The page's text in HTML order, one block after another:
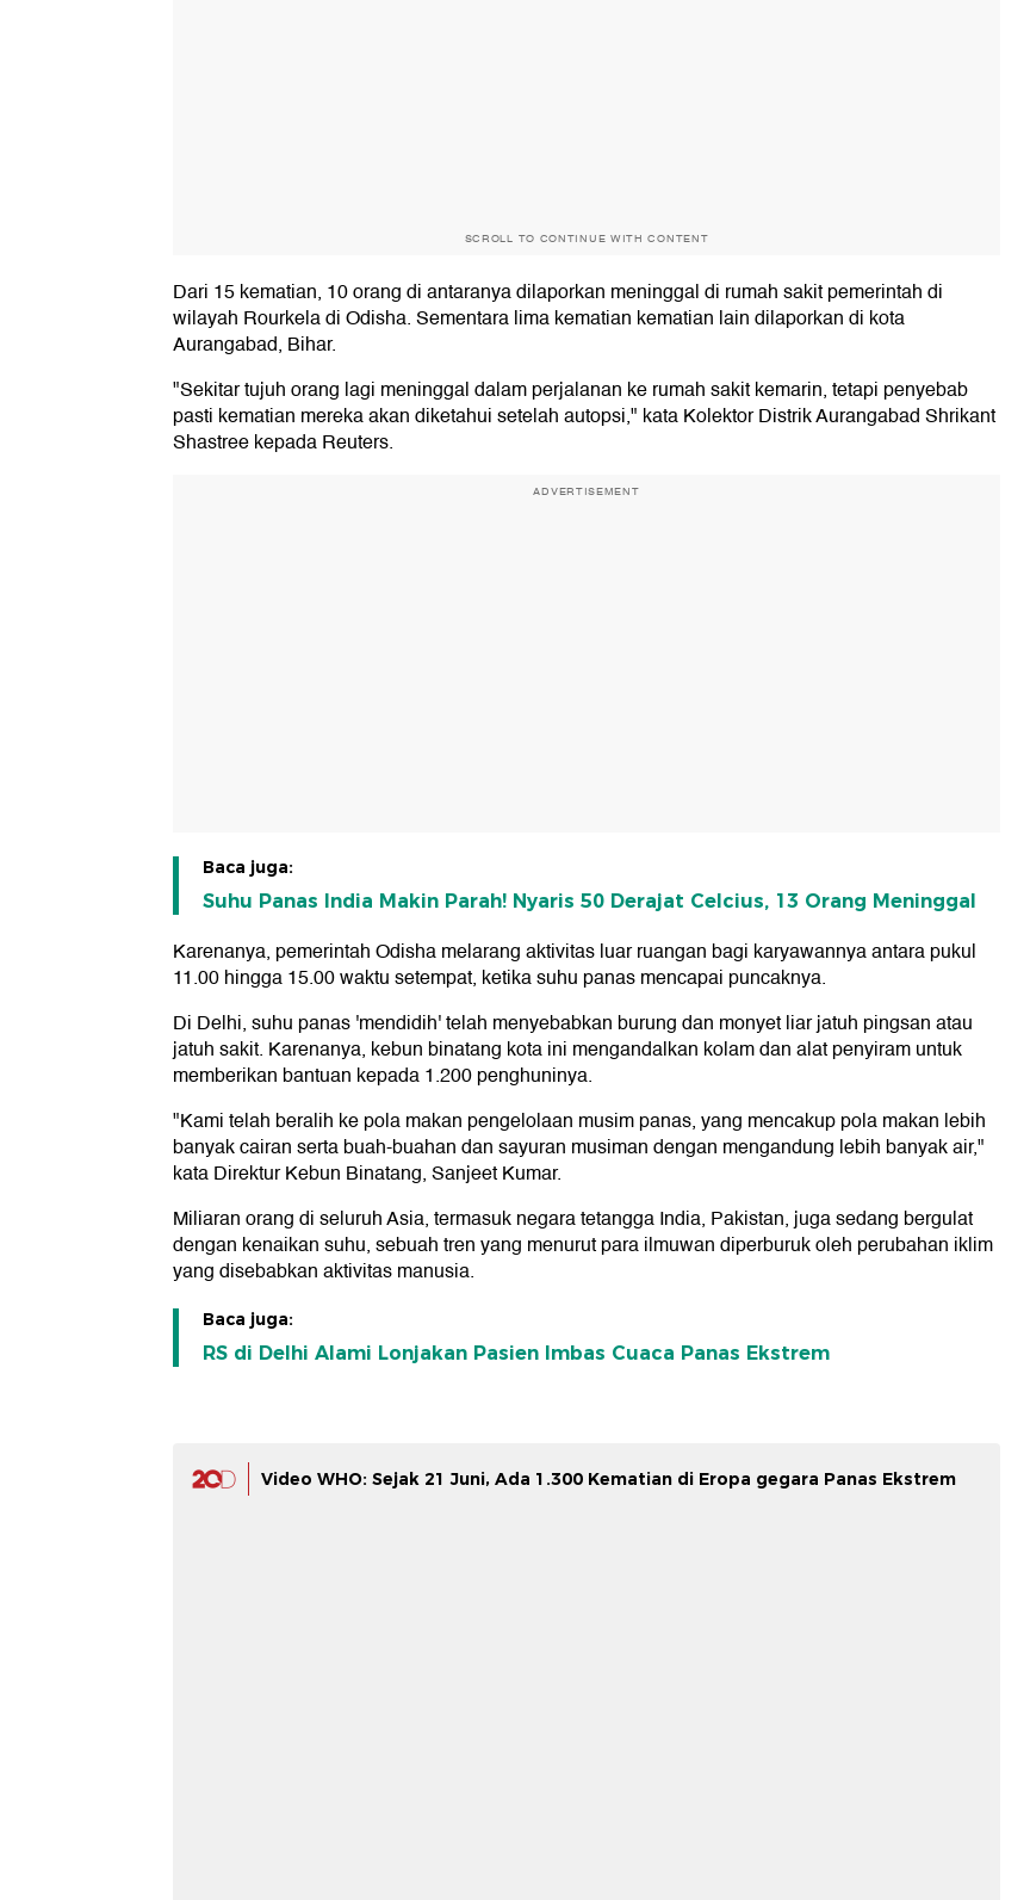
SCROLL TO CONTINUE WITH CONTENT
Dari 15 kematian, 10 orang di antaranya dilaporkan meninggal di rumah sakit pemerintah di
wilayah Rourkela di Odisha. Sementara lima kematian kematian lain dilaporkan di kota
Aurangabad, Bihar.
"Sekitar tujuh orang lagi meninggal dalam perjalanan ke rumah sakit kemarin, tetapi penyebab
pasti kematian mereka akan diketahui setelah autopsi," kata Kolektor Distrik Aurangabad Shrikant
Shastree kepada Reuters.
ADVERTISEMENT
Baca juga:
Suhu Panas India Makin Parah! Nyaris 50 Derajat Celcius, 13 Orang Meninggal
Karenanya, pemerintah Odisha melarang aktivitas luar ruangan bagi karyawannya antara pukul
11.00 hingga 15.00 waktu setempat, ketika suhu panas mencapai puncaknya.
Di Delhi, suhu panas 'mendidih' telah menyebabkan burung dan monyet liar jatuh pingsan atau
jatuh sakit. Karenanya, kebun binatang kota ini mengandalkan kolam dan alat penyiram untuk
memberikan bantuan kepada 1.200 penghuninya.
"Kami telah beralih ke pola makan pengelolaan musim panas, yang mencakup pola makan lebih
banyak cairan serta buah-buahan dan sayuran musiman dengan mengandung lebih banyak air,"
kata Direktur Kebun Binatang, Sanjeet Kumar.
Miliaran orang di seluruh Asia, termasuk negara tetangga India, Pakistan, juga sedang bergulat
dengan kenaikan suhu, sebuah tren yang menurut para ilmuwan diperburuk oleh perubahan iklim
yang disebabkan aktivitas manusia.
Baca juga:
RS di Delhi Alami Lonjakan Pasien Imbas Cuaca Panas Ekstrem
Video WHO: Sejak 21 Juni, Ada 1.300 Kematian di Eropa gegara Panas Ekstrem